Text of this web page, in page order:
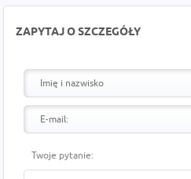
ZAPYTAJ O SZCZEGÓŁY
Twoje pytanie: